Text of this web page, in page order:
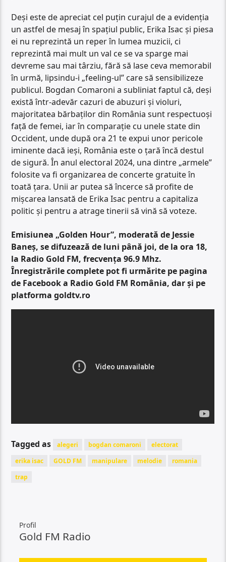
Deși este de apreciat cel puțin curajul de a evidenția
un astfel de mesaj în spațiul public, Erika Isac și piesa
ei nu reprezintă un reper în lumea muzicii, ci
reprezintă mai mult un val ce se va sparge mai
devreme sau mai târziu, fără să lase ceva memorabil
în urmă, lipsindu-i „feeling-ul” care să sensibilizeze
publicul. Bogdan Comaroni a subliniat faptul că, deși
există într-adevăr cazuri de abuzuri și violuri,
majoritatea bărbaților din România sunt respectuoși
față de femei, iar în comparație cu unele state din
Occident, unde după ora 21 te expui unor pericole
iminente dacă ieși, România este o țară încă destul
de sigură. În anul electoral 2024, una dintre „armele”
folosite va fi organizarea de concerte gratuite în
toată țara. Unii ar putea să încerce să profite de
mișcarea lansată de Erika Isac pentru a capitaliza
politic și pentru a atrage tinerii să vină să voteze.
Emisiunea „Golden Hour”, moderată de Jessie
Baneș, se difuzează de luni până joi, de la ora 18,
la Radio Gold FM, frecvența 96.9 Mhz.
Înregistrările complete pot fi urmărite pe pagina
de Facebook a Radio Gold FM România, dar și pe
platforma goldtv.ro
Tagged as alegeri bogdan comaroni
electorat
erika isac
GOLD FM manipulare melodie
romania
trap
Profil
Gold FM Radio